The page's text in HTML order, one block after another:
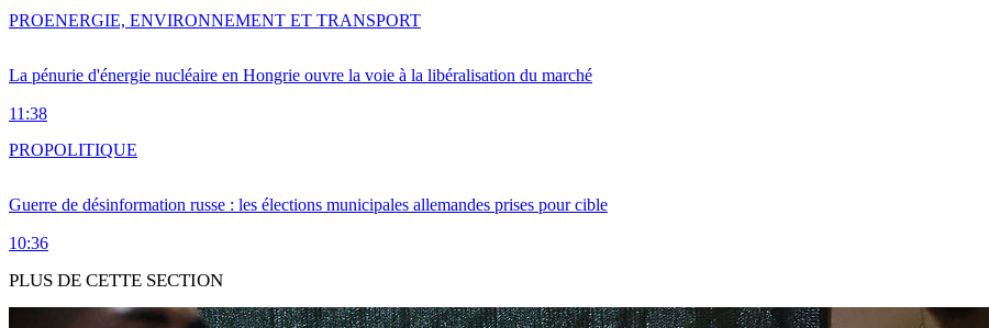
La pénurie d'énergie nucléaire en Hongrie ouvre la voie à la libéralisation du marché
11:38
PROENERGIE, ENVIRONNEMENT ET TRANSPORT
Guerre de désinformation russe : les élections municipales allemandes prises pour cible
10:36
PROPOLITIQUE
PLUS DE CETTE SECTION